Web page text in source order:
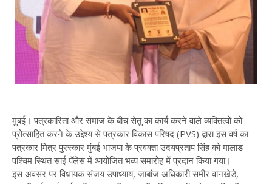
मुंबई। पत्रकारिता और समाज के बीच सेतु का कार्य करने वाले व्यक्तित्वों को
प्रोत्साहित करने के उद्देश्य से पत्रकार विकास परिषद (PVS) द्वारा इस वर्ष का
पत्रकार मित्र पुरस्कार मुंबई भाजपा के प्रवक्ता उदयप्रताप सिंह को मालाड
पश्चिम स्थित साई पॅलेस में आयोजित भव्य समारोह में प्रदान किया गया।
इस अवसर पर विधायक संजय उपाध्याय, जाबांज अधिकारी समीर वानखेडे,